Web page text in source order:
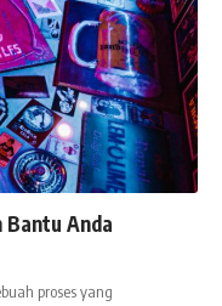
Bantu Anda
proses yang